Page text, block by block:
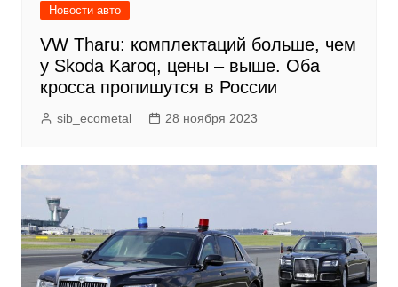
Новости авто
VW Tharu: комплектаций больше, чем
у Skoda Karoq, цены – выше. Оба
кросса пропишутся в России
sib_ecometal 28 ноября 2023